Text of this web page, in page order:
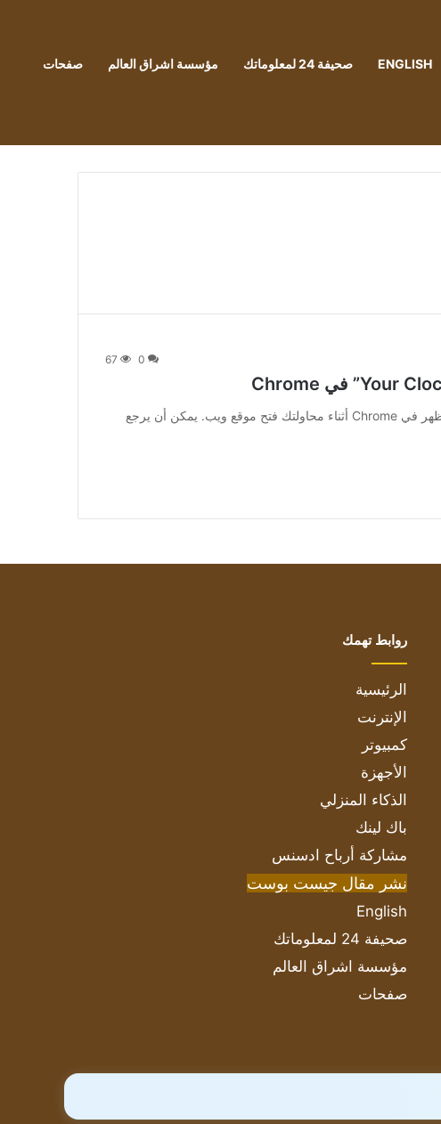
ENGLISH صحيفة 24 لمعلوماتك مؤسسة اشراق العالم صفحات
0
67
[ad_1] “ساعتك أمامك” هي رسالة خطأ يمكن أن تظهر في Chrome أثناء محاولتك فتح موقع ويب. يمكن أن يرجع
روابط تهمك
الرئيسية
الإنترنت
كمبيوتر
الأجهزة
الذكاء المنزلي
باك لينك
مشاركة أرباح ادسنس
نشر مقال جيست بوست
English
صحيفة 24 لمعلوماتك
مؤسسة اشراق العالم
صفحات